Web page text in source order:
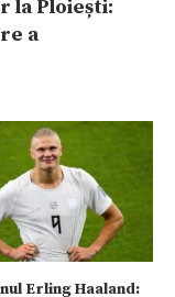
la Ploiești:
a
Erling Haaland: